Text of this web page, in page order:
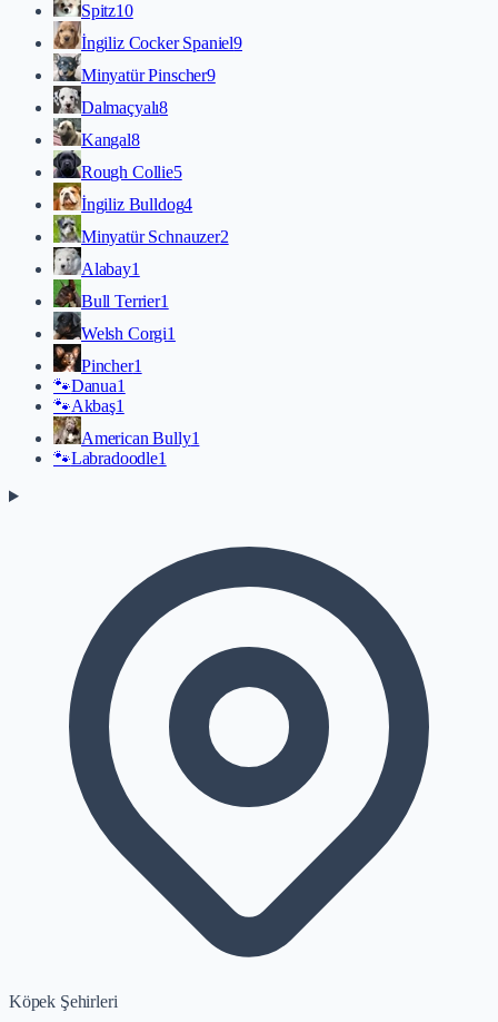
Spitz10
İngiliz Cocker Spaniel9
Minyatür Pinscher9
Dalmaçyalı8
Kangal8
Rough Collie5
İngiliz Bulldog4
Minyatür Schnauzer2
Alabay1
Bull Terrier1
Welsh Corgi1
Pincher1
🐾Danua1
🐾Akbaş1
American Bully1
🐾Labradoodle1
Köpek Şehirleri